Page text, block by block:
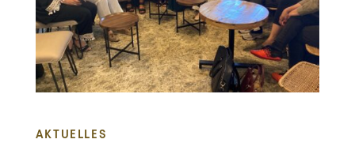
AKTUELLES